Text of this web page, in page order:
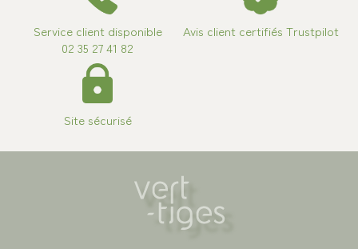
Service client disponible
02 35 27 41 82
Avis client certifiés Trustpilot
Site sécurisé